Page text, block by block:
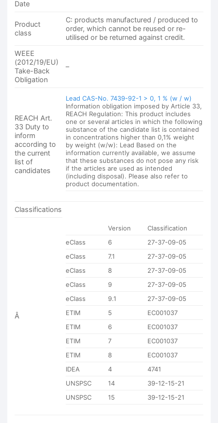
Date
Product
class
C: products manufactured / produced to
order, which cannot be reused or re-
utilised or be returned against credit.
WEEE
(2012/19/EU)
Take-Back
Obligation
–
REACH Art.
33 Duty to
inform
according to
the current
list of
candidates
Lead CAS-No. 7439-92-1 > 0, 1 % (w / w)
Information obligation imposed by Article 33,
REACH Regulation: This product includes
one or several articles in which the following
substance of the candidate list is contained
in concentrations higher than 0,1% weight
by weight (w/w): Lead Based on the
information currently available, we assume
that these substances do not pose any risk
if the articles are used as intended
(including disposal). Please also refer to
product documentation.
Classifications
Â
Version
Classification
eClass
6
27-37-09-05
eClass
7.1
27-37-09-05
eClass
8
27-37-09-05
eClass
9
27-37-09-05
eClass
9.1
27-37-09-05
ETIM
5
EC001037
ETIM
6
EC001037
ETIM
7
EC001037
ETIM
8
EC001037
IDEA
4
4741
UNSPSC
14
39-12-15-21
UNSPSC
15 39-12-15-21